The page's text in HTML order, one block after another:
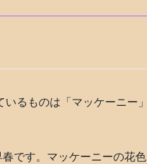
るものは「マッケーニー」
です。マッケーニーの花色